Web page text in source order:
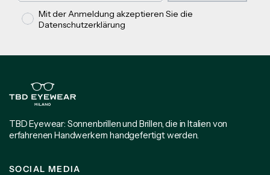
Privacy policy
Mit der Anmeldung akzeptieren Sie die
Datenschutzerklärung
TBD Eyewear: Sonnenbrillen und Brillen, die in Italien von
erfahrenen Handwerkern handgefertigt werden.
SOCIAL MEDIA